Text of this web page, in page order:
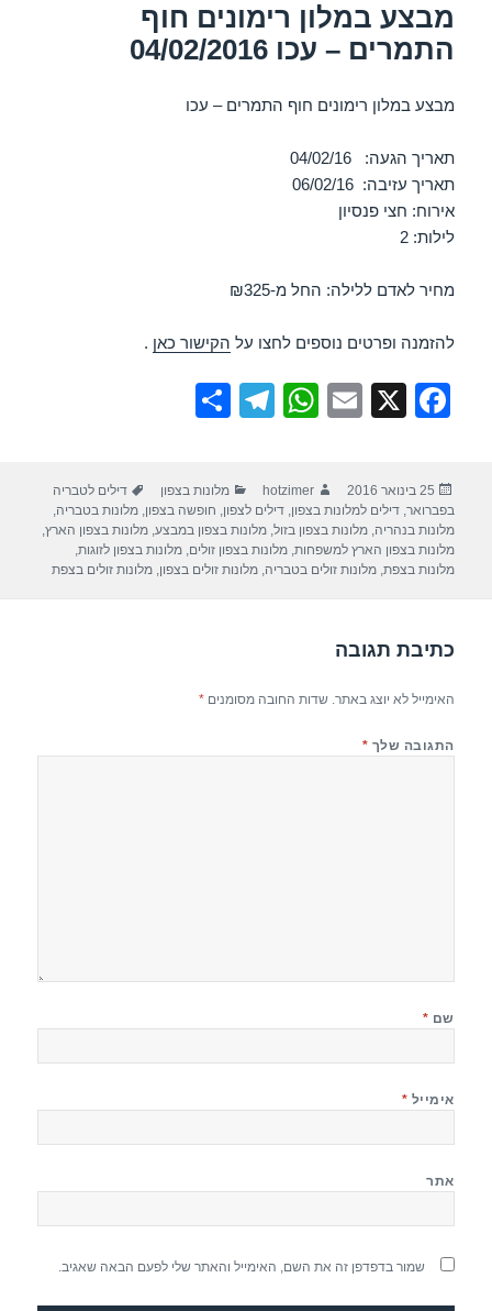
מבצע במלון רימונים חוף
התמרים – עכו 04/02/2016
מבצע במלון רימונים חוף התמרים – עכו
תאריך הגעה: 04/02/16
תאריך עזיבה: 06/02/16
אירוח: חצי פנסיון
לילות: 2
מחיר לאדם ללילה: החל מ-₪325
להזמנה ופרטים נוספים לחצו על הקישור כאן .
F
e
b
o
k
X
E
W
s
A
p
T
gr
a
m
e
פורסם
בתאריך
25 בינואר 2016 מחבר
hotzimer קטגוריות
מלונות בצפון תגיות
דילים לטבריה
בפברואר,דילים למלונות בצפון,דילים לצפון, חופשה בצפון,מלונות בטבריה,
מלונות בנהריה,מלונות בצפון בזול,מלונות בצפון במבצע,מלונות בצפון הארץ,
מלונות בצפון הארץ למשפחות,מלונות בצפון זולים,מלונות בצפון לזוגות,
מלונות בצפת,מלונות זולים בטבריה,מלונות זולים בצפון,מלונות זולים בצפת
כתיבת תגובה
האימייל לא יוצג באתר. שדות החובה מסומנים*
התגובה שלך *
שם *
אימייל *
אתר
שמור בדפדפן זה את השם, האימייל והאתר שלי לפעם הבאה שאגיב.